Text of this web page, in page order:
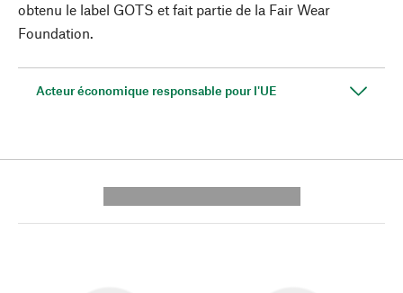
obtenu le label GOTS et fait partie de la Fair Wear
Foundation.
Acteur économique responsable pour l'UE